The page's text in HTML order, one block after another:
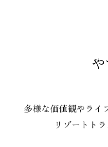
多様な価値観やライ
リゾートト